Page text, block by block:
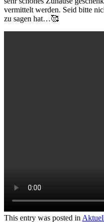
vermittelt werden. Seid bitte
zu sagen hat…🥰
This entry was posted in